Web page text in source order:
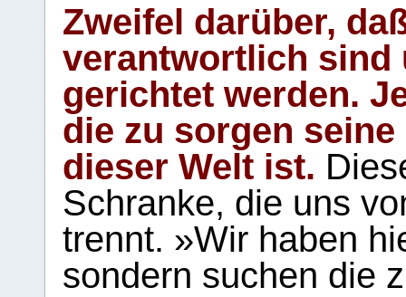
Zweifel darüber,
verantwortlich sind
gerichtet werden.
die zu sorgen
dieser Welt ist.
Schranke, die uns
trennt. »Wir haben
sondern suchen die